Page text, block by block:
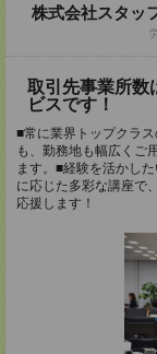
株式会社スタッ
取引先事業所数
ビスです！
■常に業界トップクラ
も、勤務地も幅広くご
ます。■経験を活かし
に応じた多彩な講座で
応援します！